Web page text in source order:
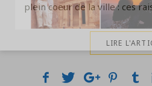
plein coeur de la ville : ces
LIRE